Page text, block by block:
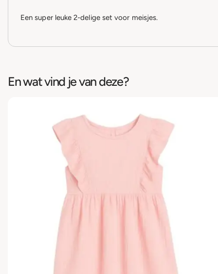
Een super leuke 2-delige set voor meisjes.
En wat vind je van deze?